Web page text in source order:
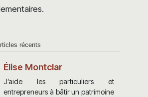
récents
Élise Montclar
J’aide les particuliers et
entrepreneurs à bâtir un patrimoine